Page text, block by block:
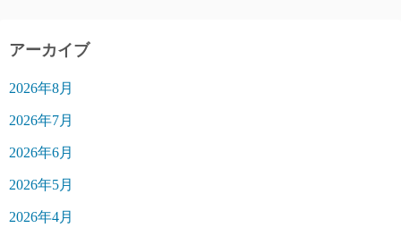
アーカイブ
2026年8月
2026年7月
2026年6月
2026年5月
2026年4月